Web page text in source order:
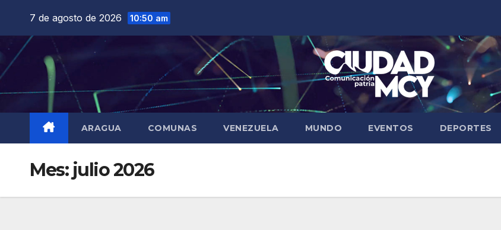
contenido
7 de agosto de 2026 10:50 am
ARAGUA COMUNAS VENEZUELA MUNDO EVENTOS DEPORTES
Mes: julio 2026